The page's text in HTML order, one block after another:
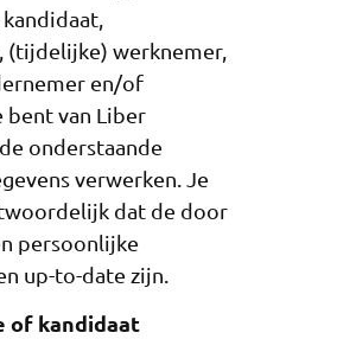
(tijdelijke) werknemer,
en/of
bent van Liber
onderstaande
verwerken. Je
dat de door
persoonlijke
up-to-date zijn.
of kandidaat